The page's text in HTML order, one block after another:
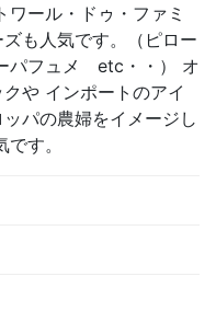
ール・ドゥ・ファミ
も人気です。（ピロー
パフュメ etc・・） オ
や インポートのアイ
パの農婦をイメージし
す。